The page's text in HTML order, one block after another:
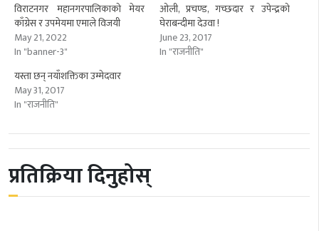
विराटनगर महानगरपालिकाको मेयर
काँग्रेस र उपमेयमा एमाले विजयी
May 21, 2022
In "banner-3"
ओली, प्रचण्ड, गच्छदार र उपेन्द्रको
घेराबन्दीमा देउवा !
June 23, 2017
In "राजनीति"
यस्ता छन् नयाँशक्तिका उम्मेदवार
May 31, 2017
In "राजनीति"
प्रतिक्रिया दिनुहोस्